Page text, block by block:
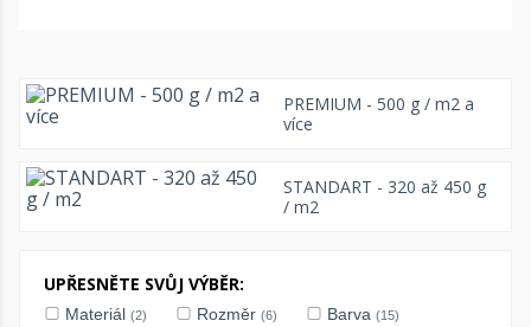
PREMIUM - 500 g / m2 a
více
STANDART - 320 až 450 g
/ m2
UPŘESNĚTE SVŮJ VÝBĚR:
Materiál (2) Rozměr (6) Barva (15)